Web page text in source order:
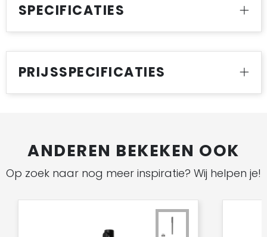
SPECIFICATIES
PRIJSSPECIFICATIES
ANDEREN BEKEKEN OOK
Op zoek naar nog meer inspiratie? Wij helpen je!